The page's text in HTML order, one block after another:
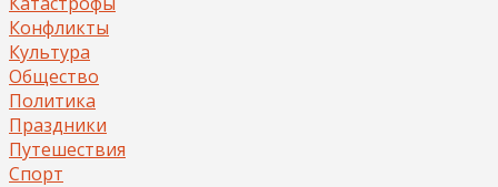
Конфликты
Культура
Общество
Политика
Праздники
Путешествия
Спорт